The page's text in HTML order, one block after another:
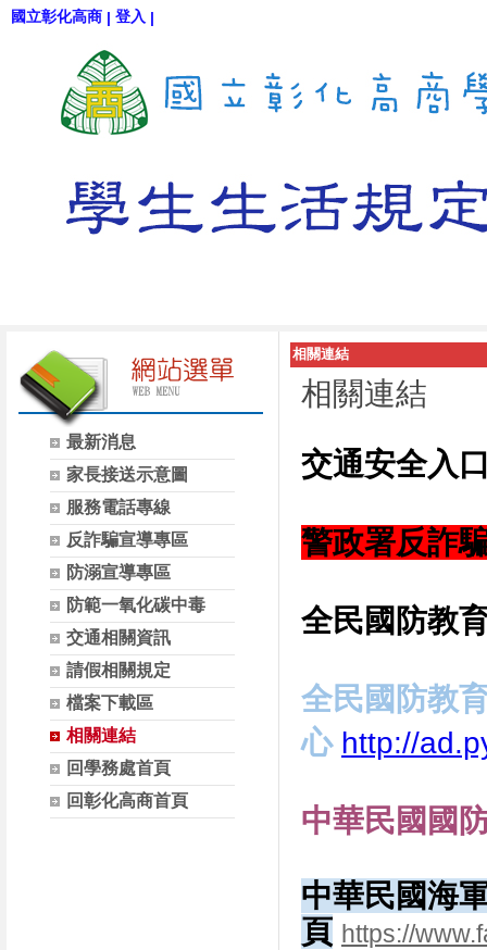
國立彰化高商 | 登入 |
最新消息
家長接送示意圖
服務電話專線
反詐騙宣導專區
防溺宣導專區
防範一氧化碳中毒
交通相關資訊
請假相關規定
檔案下載區
相關連結
回學務處首頁
回彰化高商首頁
相關連結
相關連結
交通安全入
警政署反詐
全民國防教
全民國防教
心 http://
中華民國國
中華民國海
頁 https://